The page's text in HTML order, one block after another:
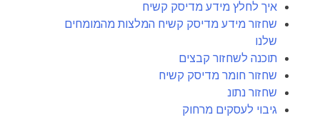
איך לחלץ מידע מדיסק קשיח
שחזור מידע מדיסק קשיח המלצות מהמומחים
שלנו
תוכנה לשחזור קבצים
שחזור חומר מדיסק קשיח
שחזור נתונ
גיבוי לעסקים מרחוק